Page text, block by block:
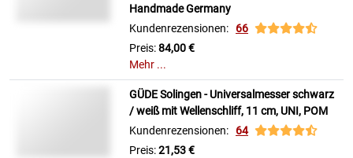
Handmade Germany
Kundenrezensionen: 66
Preis:84,00 €
Mehr ...
GÜDE Solingen - Universalmesser schwarz
/ weiß mit Wellenschliff, 11 cm, UNI, POM
Kundenrezensionen: 64
Preis:21,53 €